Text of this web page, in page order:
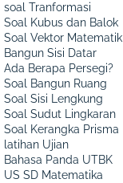
soal Tranformasi
Soal Kubus dan Balok
Soal Vektor Matematik
Bangun Sisi Datar
Ada Berapa Persegi?
Soal Bangun Ruang
Soal Sisi Lengkung
Soal Sudut Lingkaran
Soal Kerangka Prisma
latihan Ujian
Bahasa Panda UTBK
US SD Matematika